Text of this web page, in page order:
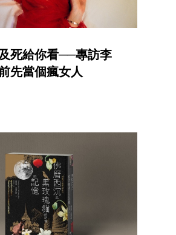
死給你看──專訪李
先當個瘋女人